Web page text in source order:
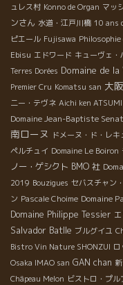
ュレス村 Konno de Organ マッ
ンさん 水道・江戸川橋 10 ans
ピエール Fujisawa Philosophie
Ebisu エドワード キューヴェ・
Terres Dorées Domaine de
Premier Cru Komatsu san 大阪
二ー・テヴネ Aichi ken ATSUMI
Domaine Jean-Baptiste Senat
南ローヌ ドメーヌ・ド・レキ
ペルチュイ Domaine Le Boiron
ノー・ゲシクト BMO 社
2019 Bouzigues セバスチャン
ン Pascale Choime Domaine
Domaine Philippe Tessier
Salvador Batlle ブルグイユ
Bistro Vin Nature SHONZUI
Osaka IMAO san GAN chan
Châpeau Melon ビストロ・プル